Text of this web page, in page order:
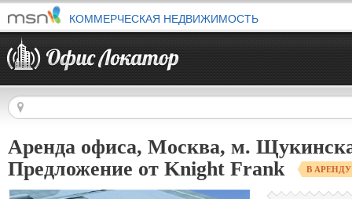
КОММЕРЧЕСКАЯ НЕДВИЖИМОСТЬ
Аренда офиса, Москва, м.
Предложение от Knight Frank
В АРЕНДУ